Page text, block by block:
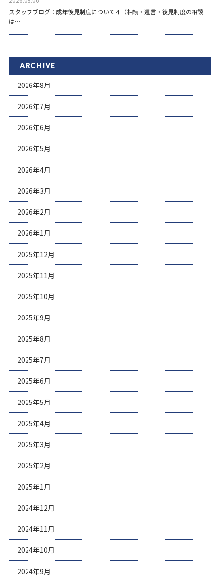
スタッフブログ：成年後見制度について４（相続・遺言・後見制度の相談
は…
ARCHIVE
2026年8月
2026年7月
2026年6月
2026年5月
2026年4月
2026年3月
2026年2月
2026年1月
2025年12月
2025年11月
2025年10月
2025年9月
2025年8月
2025年7月
2025年6月
2025年5月
2025年4月
2025年3月
2025年2月
2025年1月
2024年12月
2024年11月
2024年10月
2024年9月